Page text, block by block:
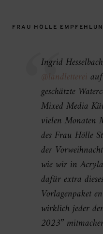
FRAU HÖLLE
Ingrid
@landletterei
geschätzte
Mixed Media
vielen Monaten
des Frau Hölle
der
wie wir in
dafür extra
Vorlagenpaket
wirklich jeder
2023”